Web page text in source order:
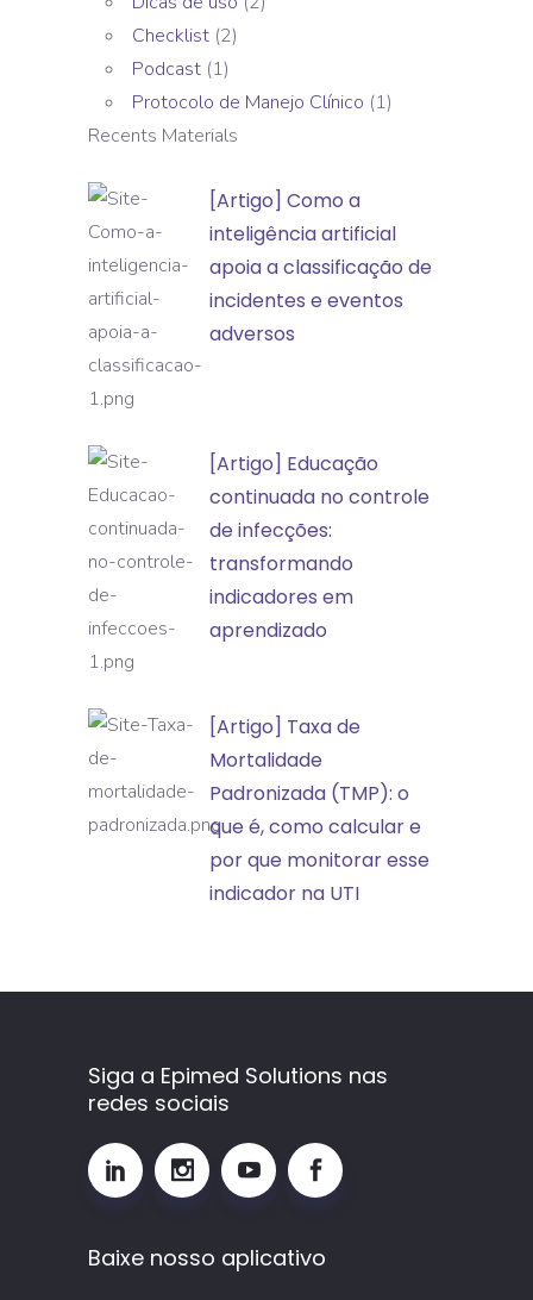
Checklist (2)
Podcast (1)
Protocolo de Manejo Clínico (1)
Recents Materials
[Artigo]
Como
a
inteligência
artificial
apoia
a
de
incidentes
e
eventos
adversos
[Artigo] Como a
inteligência artificial
apoia a classificação de
incidentes e eventos
adversos
[Artigo]
Educação
continuada
no
controle
de
infecções:
indicadores
em
aprendizado
[Artigo] Educação
continuada no controle
de infecções:
transformando
indicadores em
aprendizado
[Artigo]
Taxa
de
Mortalidade
é,
e
que
monitorar
indicador
[Artigo] Taxa de
Mortalidade
Padronizada (TMP): o
que é, como calcular e
por que monitorar esse
indicador na UTI
Siga a Epimed Solutions nas
redes sociais
Baixe nosso aplicativo